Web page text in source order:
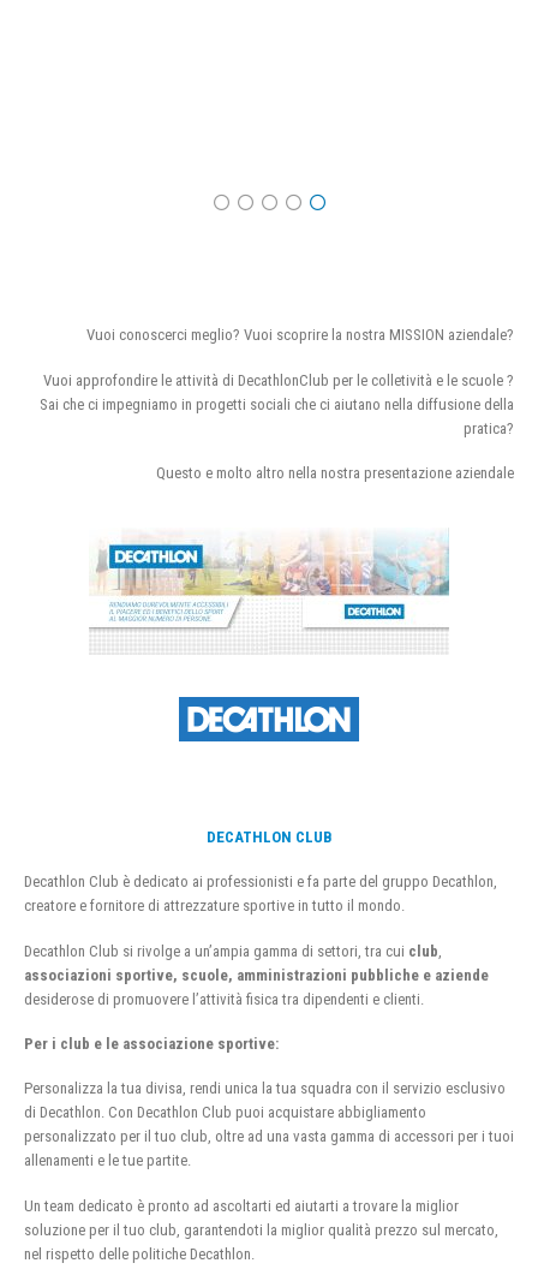
Vuoi conoscerci meglio? Vuoi scoprire la nostra MISSION aziendale?
Vuoi approfondire le attività di DecathlonClub per le colletività e le scuole ?
Sai che ci impegniamo in progetti sociali che ci aiutano nella diffusione della
pratica?
Questo e molto altro nella nostra presentazione aziendale
DECATHLON CLUB
Decathlon Club è dedicato ai professionisti e fa parte del gruppo Decathlon,
creatore e fornitore di attrezzature sportive in tutto il mondo.
Decathlon Club si rivolge a un’ampia gamma di settori, tra cui club
associazioni sportive, scuole, amministrazioni pubbliche e aziende
desiderose di promuovere l’attività fisica tra dipendenti e clienti.
Per i club e le associazione sportive:
Personalizza la tua divisa, rendi unica la tua squadra con il servizio esclusivo
di Decathlon. Con Decathlon Club puoi acquistare abbigliamento
personalizzato per il tuo club, oltre ad una vasta gamma di accessori per i tuoi
allenamenti e le tue partite.
Un team dedicato è pronto ad ascoltarti ed aiutarti a trovare la miglior
soluzione per il tuo club, garantendoti la miglior qualità prezzo sul mercato,
nel rispetto delle politiche Decathlon.